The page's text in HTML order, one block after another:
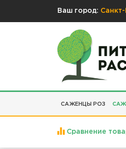
Ваш город: Санкт-
САЖЕНЦЫ РОЗ
Сравнение